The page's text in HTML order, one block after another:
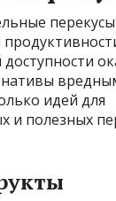
идей для
и полезных